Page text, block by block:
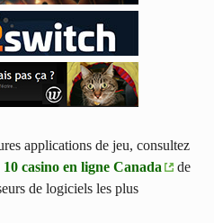
applications de jeu, consultez
casino en ligne Canada
de
de logiciels les plus